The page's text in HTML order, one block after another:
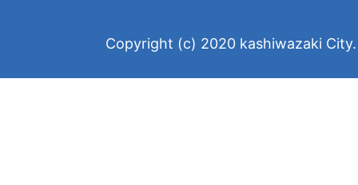
Copyright (c) 2020 kashiwazaki